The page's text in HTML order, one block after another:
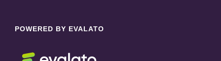
POWERED BY EVALATO